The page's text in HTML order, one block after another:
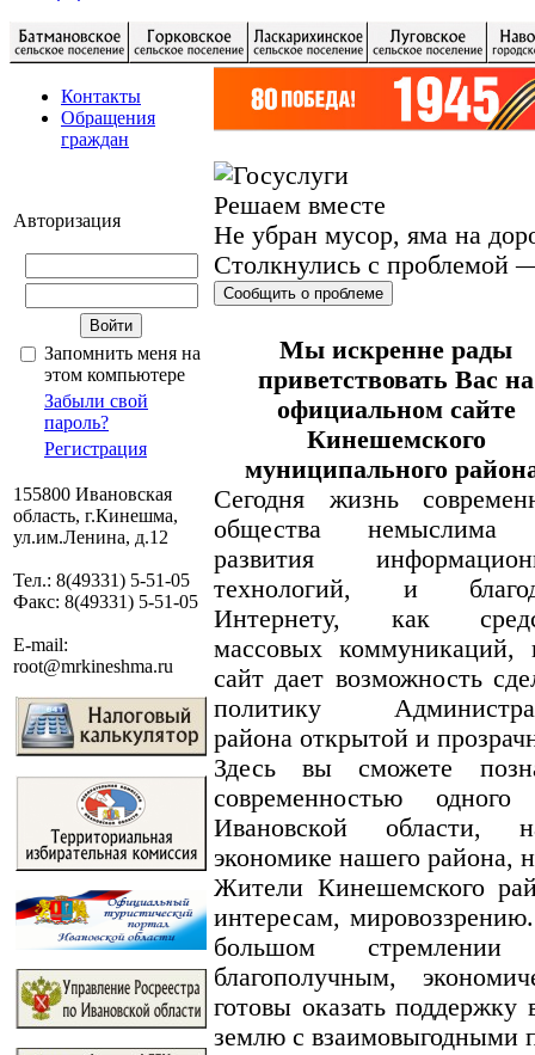
Контакты
Обращения
граждан
Авторизация
Запомнить меня на
этом компьютере
Забыли свой
пароль?
Регистрация
155800 Ивановская
область, г.Кинешма,
ул.им.Ленина, д.12
Тел.: 8(49331) 5-51-05
Факс: 8(49331) 5-51-05
E-mail:
root@mrkineshma.ru
Решаем вместе
Не убран мусор, яма на
Столкнулись с проблемой
Сообщить о проблеме
Мы искренне рады
приветствовать Вас на
официальном сайте
Кинешемского
муниципального
Сегодня жизнь
общества немыслима
развития
технологий, и
Интернету, как
массовых коммуникаций,
сайт дает возможность
политику
района открытой и
Здесь вы сможете
современностью
Ивановской области,
экономике нашего района,
Жители Кинешемского
интересам,
большом
благополучным,
готовы оказать
землю с взаимовыгодными